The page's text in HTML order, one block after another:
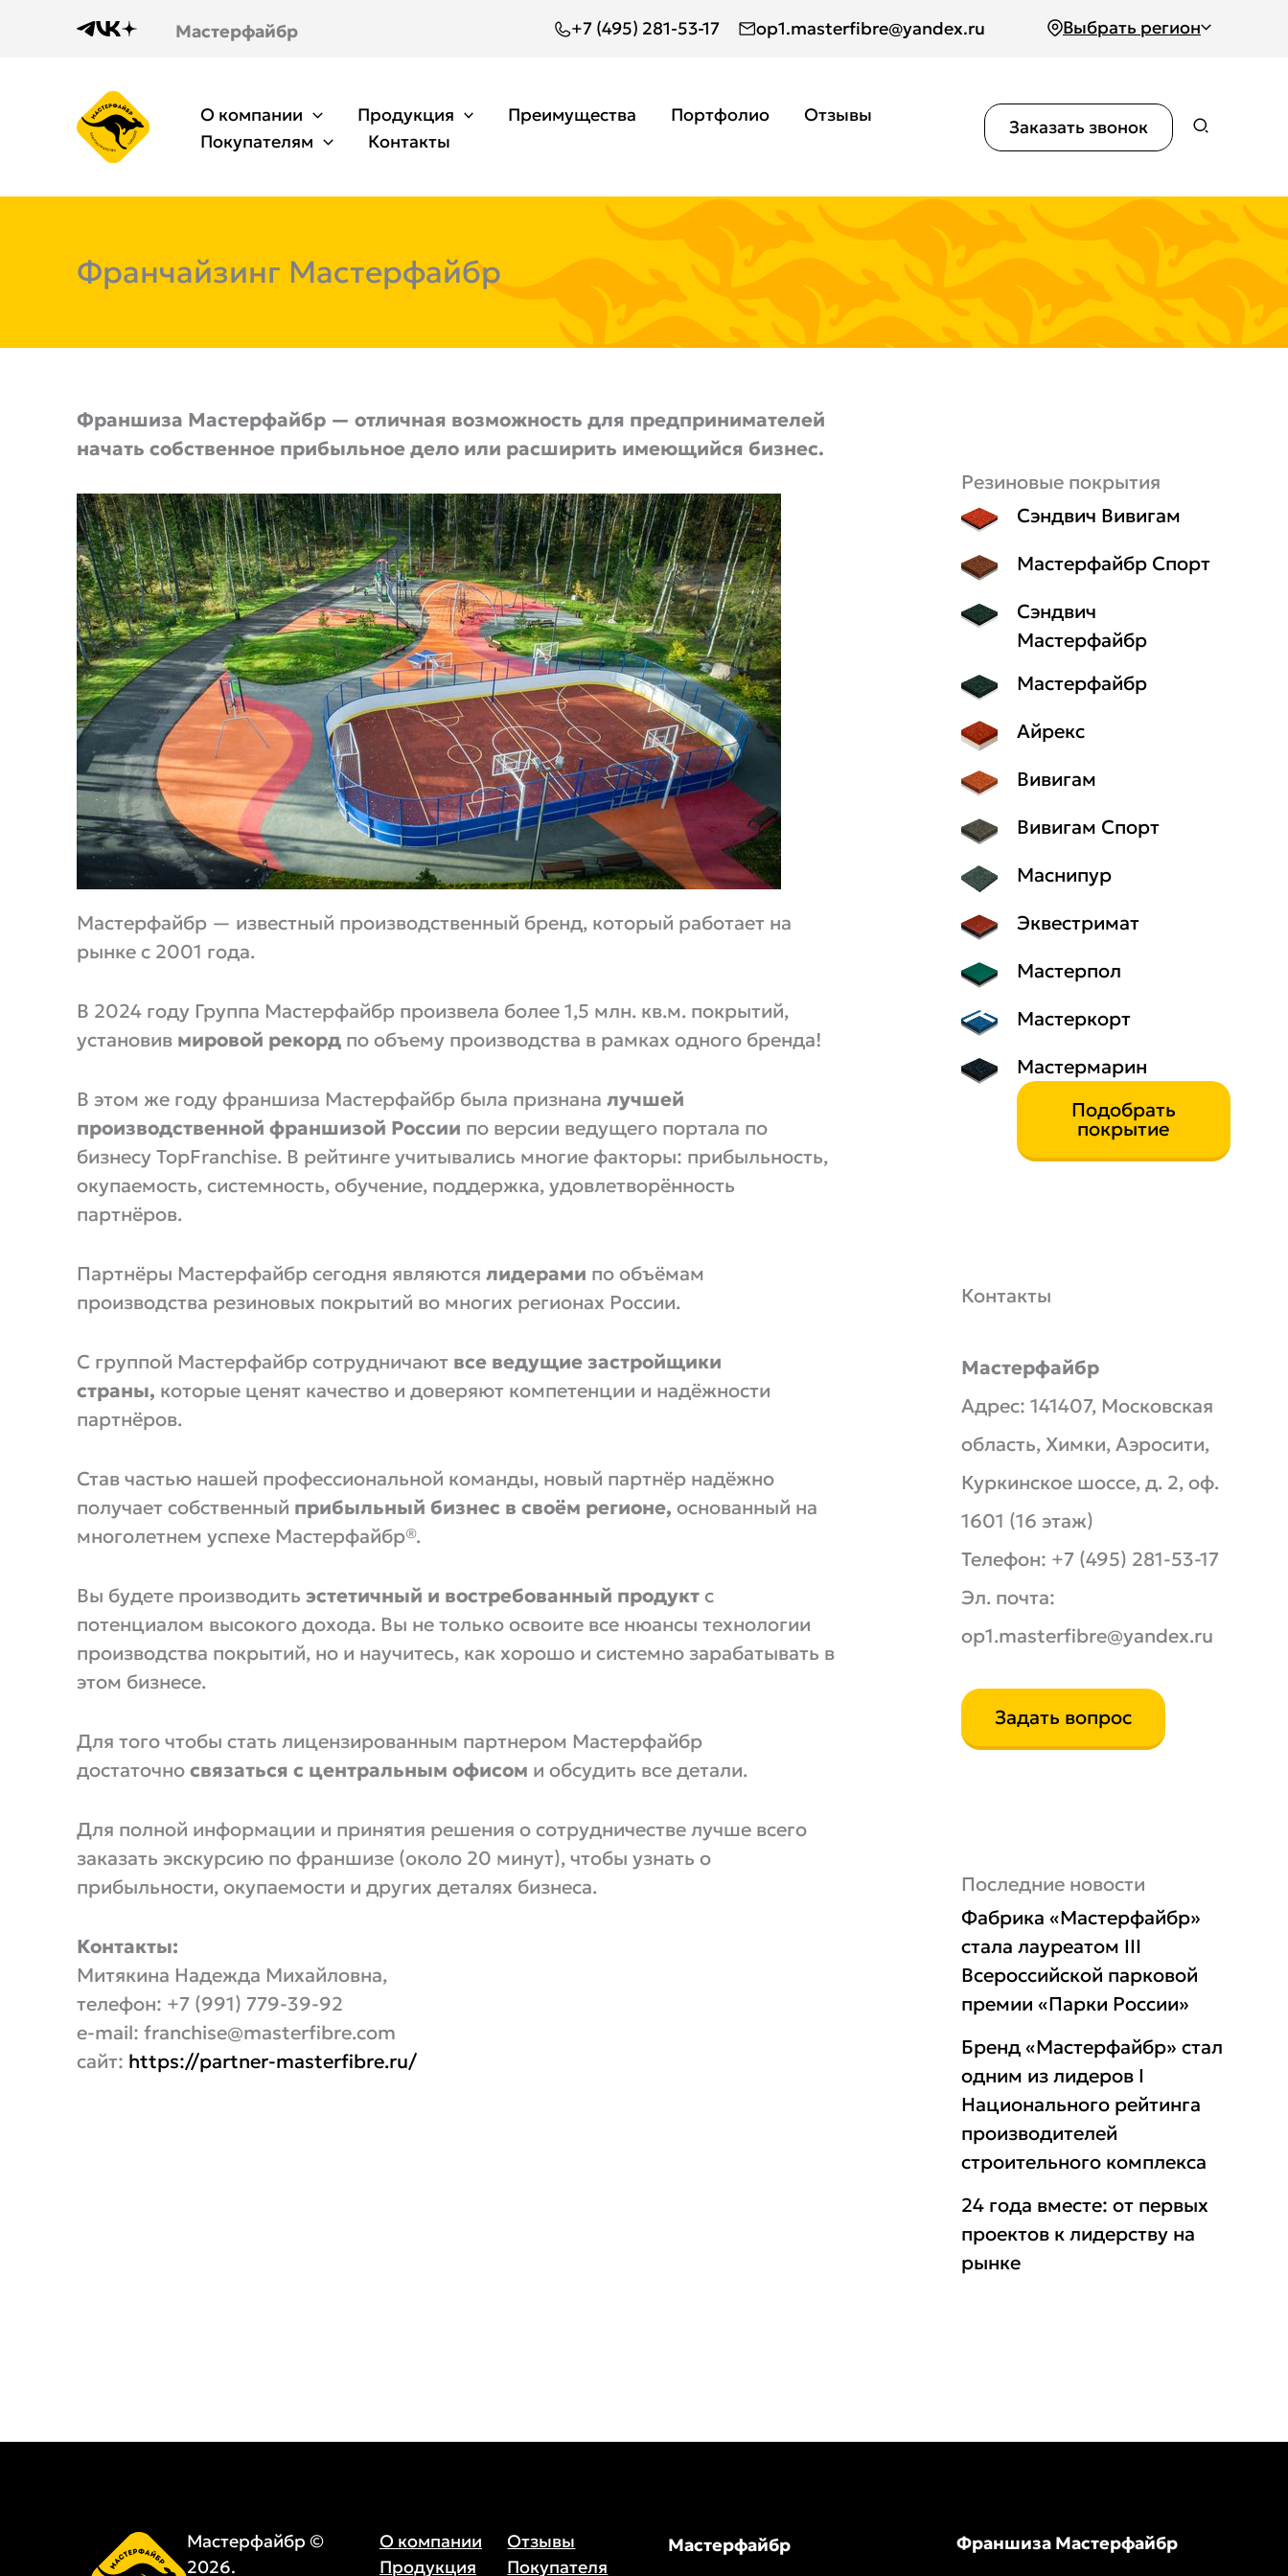
Мастерфайбр +7 (495) 281-53-17 op1.masterfibre@yandex.ru Выбрать регион
О компании Продукция Преимущества Портфолио
Отзывы
Покупателям
Контакты
Заказать звонок
Франчайзинг Мастерфайбр
Франшиза Мастерфайбр — отличная возможность для предпринимателей
начать собственное прибыльное дело или расширить имеющийся бизнес.
Мастерфайбр — известный производственный бренд, который работает на
рынке с 2001 года.
В 2024 году Группа Мастерфайбр произвела более 1,5 млн. кв.м. покрытий,
установив мировой рекорд по объему производства в рамках одного бренда!
В этом же году франшиза Мастерфайбр была признана лучшей
производственной франшизой России по версии ведущего портала по
бизнесу TopFranchise. В рейтинге учитывались многие факторы: прибыльность,
окупаемость, системность, обучение, поддержка, удовлетворённость
партнёров.
Партнёры Мастерфайбр сегодня являются лидерами по объёмам
производства резиновых покрытий во многих регионах России.
С группой Мастерфайбр сотрудничают все ведущие застройщики
страны, которые ценят качество и доверяют компетенции и надёжности
партнёров.
Став частью нашей профессиональной команды, новый партнёр надёжно
получает собственный прибыльный бизнес в своём регионе, основанный на
многолетнем успехе Мастерфайбр®.
Вы будете производить эстетичный и востребованный продуктс
потенциалом высокого дохода. Вы не только освоите все нюансы технологии
производства покрытий, но и научитесь, как хорошо и системно зарабатывать в
этом бизнесе.
Для того чтобы стать лицензированным партнером Мастерфайбр
достаточносвязаться с центральным офисом и обсудить все детали.
Для полной информации и принятия решения о сотрудничестве лучше всего
заказать экскурсию по франшизе (около 20 минут), чтобы узнать о
прибыльности, окупаемости и других деталях бизнеса.
Контакты:
Митякина Надежда Михайловна,
телефон: +7 (991) 779-39-92
e-mail: franchise@masterfibre.com
сайт: https://partner-masterfibre.ru/
Резиновые покрытия
Сэндвич Вивигам
Мастерфайбр Спорт
Сэндвич
Мастерфайбр
Мастерфайбр
Айрекс
Вивигам
Вивигам Спорт
Маснипур
Эквестримат
Мастерпол
Мастеркорт
Мастермарин
Подобрать
покрытие
Контакты
Мастерфайбр
Адрес: 141407, Московская
область, Химки, Аэросити,
Куркинское шоссе, д. 2, оф.
1601 (16 этаж)
Телефон: +7 (495) 281-53-17
Эл. почта:
op1.masterfibre@yandex.ru
Задать вопрос
Последние новости
Фабрика «Мастерфайбр»
стала лауреатом III
Всероссийской парковой
премии «Парки России»
Бренд «Мастерфайбр» стал
одним из лидеров I
Национального рейтинга
производителей
строительного комплекса
24 года вместе: от первых
проектов к лидерству на
рынке
Мастерфайбр ©
2026.
О компании
Продукция
Отзывы
Покупателя
Мастерфайбр Франшиза Мастерфайбр